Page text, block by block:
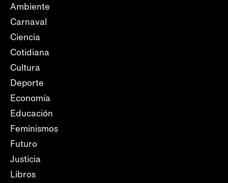
Ambiente
Carnaval
Ciencia
Cotidiana
Cultura
Deporte
Economía
Educación
Feminismos
Futuro
Justicia
Libros